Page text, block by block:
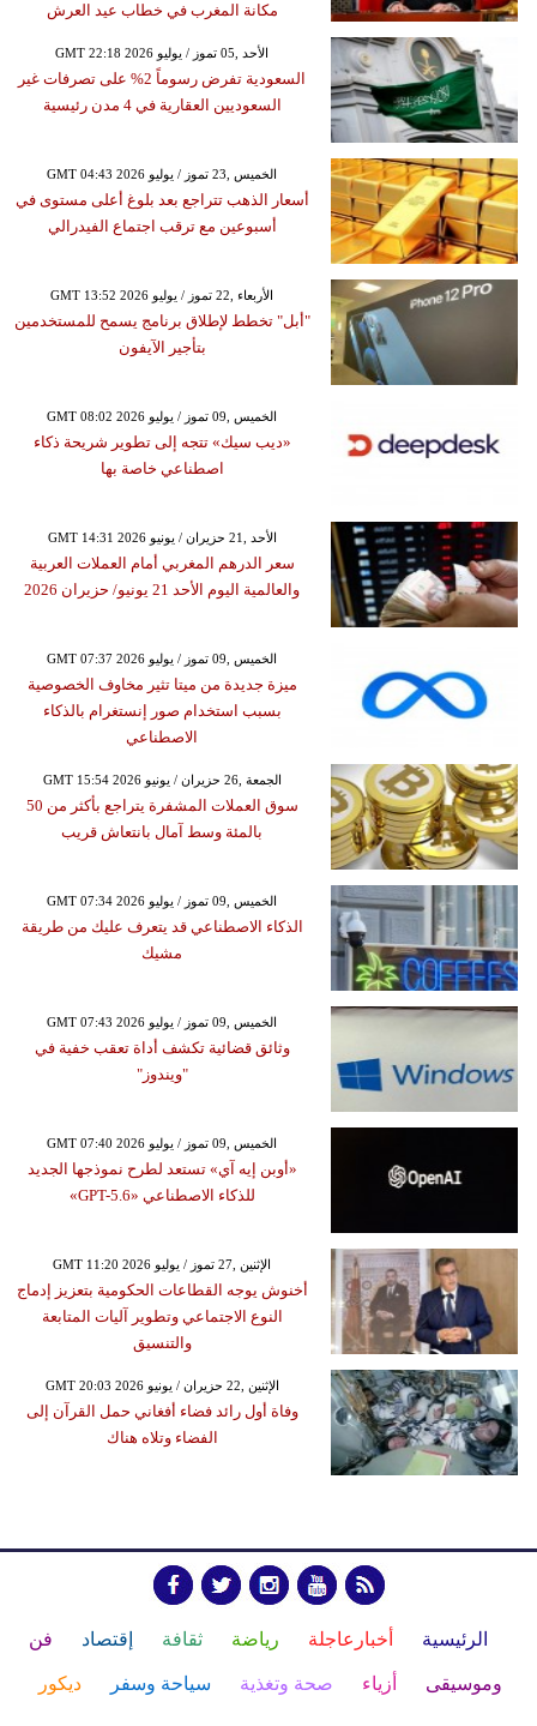
مكانة المغرب في خطاب عيد العرش
GMT 22:18 2026 الأحد ,05 تموز / يوليو
السعودية تفرض رسوماً 2% على تصرفات غير
السعوديين العقارية في 4 مدن رئيسية
GMT 04:43 2026 الخميس ,23 تموز / يوليو
أسعار الذهب تتراجع بعد بلوغ أعلى مستوى في
أسبوعين مع ترقب اجتماع الفيدرالي
GMT 13:52 2026 الأربعاء ,22 تموز / يوليو
"أبل" تخطط لإطلاق برنامج يسمح للمستخدمين
بتأجير الآيفون
GMT 08:02 2026 الخميس ,09 تموز / يوليو
«ديب سيك» تتجه إلى تطوير شريحة ذكاء
اصطناعي خاصة بها
GMT 14:31 2026 الأحد ,21 حزيران / يونيو
سعر الدرهم المغربي أمام العملات العربية
والعالمية اليوم الأحد 21 يونيو/ حزيران 2026
GMT 07:37 2026 الخميس ,09 تموز / يوليو
ميزة جديدة من ميتا تثير مخاوف الخصوصية
بسبب استخدام صور إنستغرام بالذكاء
الاصطناعي
GMT 15:54 2026 الجمعة ,26 حزيران / يونيو
سوق العملات المشفرة يتراجع بأكثر من 50
بالمئة وسط آمال بانتعاش قريب
GMT 07:34 2026 الخميس ,09 تموز / يوليو
الذكاء الاصطناعي قد يتعرف عليك من طريقة
مشيك
GMT 07:43 2026 الخميس ,09 تموز / يوليو
وثائق قضائية تكشف أداة تعقب خفية في
"ويندوز"
GMT 07:40 2026 الخميس ,09 تموز / يوليو
«أوبن إيه آي» تستعد لطرح نموذجها الجديد
للذكاء الاصطناعي «GPT-5.6»
GMT 11:20 2026 الإثنين ,27 تموز / يوليو
أخنوش يوجه القطاعات الحكومية بتعزيز إدماج
النوع الاجتماعي وتطوير آليات المتابعة
والتنسيق
GMT 20:03 2026 الإثنين ,22 حزيران / يونيو
وفاة أول رائد فضاء أفغاني حمل القرآن إلى
الفضاء وتلاه هناك
الرئيسية أخبارعاجلة رياضة ثقافة إقتصاد فن
وموسيقى أزياء صحة وتغذية سياحة وسفر ديكور